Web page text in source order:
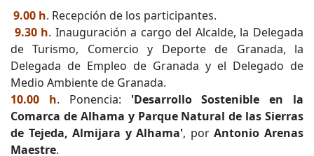
9.00 h. Recepción de los participantes.
9.30 h. Inauguración a cargo del Alcalde, la Delegada
de Turismo, Comercio y Deporte de Granada, la
Delegada de Empleo de Granada y el Delegado de
Medio Ambiente de Granada.
10.00 h. Ponencia: 'Desarrollo Sostenible en la
Comarca de Alhama y Parque Natural de las Sierras
de Tejeda, Almijara y Alhama', porAntonio Arenas
Maestre.